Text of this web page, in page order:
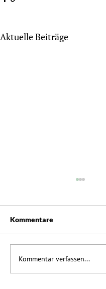
Aktuelle Beiträge
Neue Weine des
Jahrgangs 2025
Kommentare
Kommentar verfassen...